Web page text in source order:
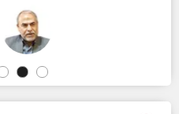
چرایی
دکتر یدالله